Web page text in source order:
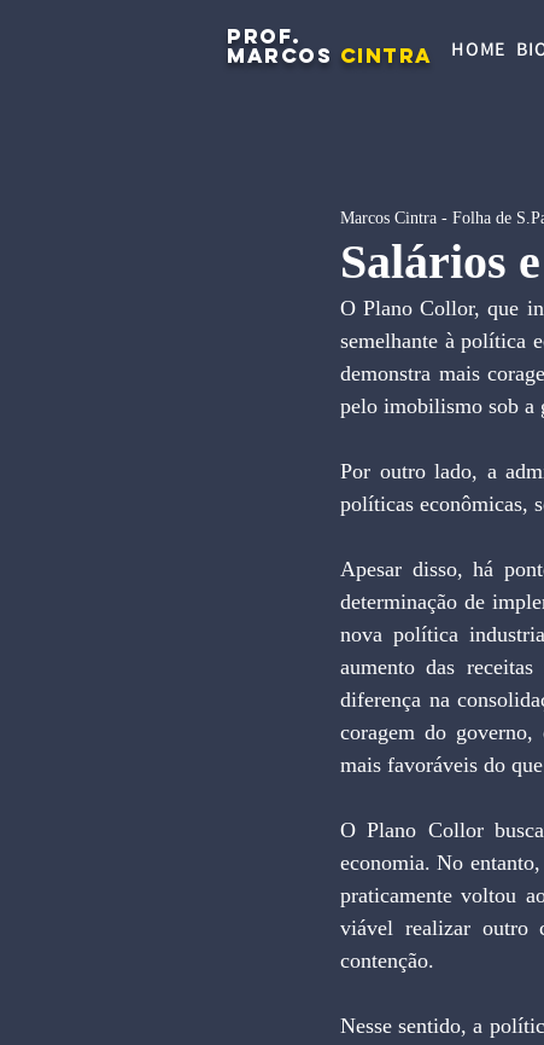
PROF.
MARCOS CINTRA HOME
Salários
Marcos Cintra - Folha de
O Plano Collor, que
semelhante à política
demonstra mais
pelo imobilismo sob a
Por outro lado, a
políticas econômicas,
Apesar disso, há
determinação de
nova política
aumento das
diferença na
coragem do governo,
mais favoráveis do
O Plano Collor
economia. No
praticamente voltou
viável realizar outro
contenção.
Nesse sentido, a